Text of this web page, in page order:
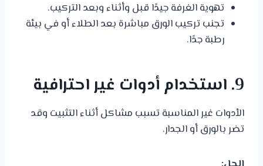
تهوية الغرفة جيدًا قبل وأثناء وبعد التركيب.
تجنب تركيب الورق مباشرة بعد الطلاء أو في بيئة
رطبة جدًا.
9. استخدام أدوات غير احترافية
الأدوات غير المناسبة تسبب مشاكل أثناء التثبيت وقد
تضر بالورق أو الجدار.